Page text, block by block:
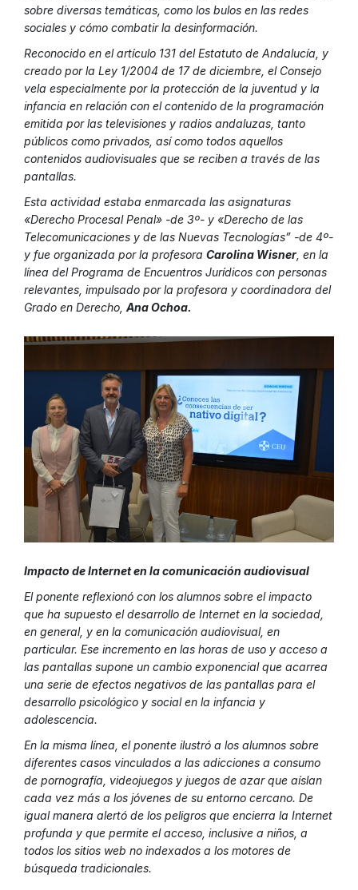
sobre diversas temáticas, como los bulos en las redes
sociales y cómo combatir la desinformación.
Reconocido en el artículo 131 del Estatuto de Andalucía, y
creado por la Ley 1/2004 de 17 de diciembre, el Consejo
vela especialmente por la protección de la juventud y la
infancia en relación con el contenido de la programación
emitida por las televisiones y radios andaluzas, tanto
públicos como privados, así como todos aquellos
contenidos audiovisuales que se reciben a través de las
pantallas.
Esta actividad estaba enmarcada las asignaturas
«Derecho Procesal Penal» -de 3º- y «Derecho de las
Telecomunicaciones y de las Nuevas Tecnologías” -de 4º-
y fue organizada por la profesora Carolina Wisner , en la
línea del Programa de Encuentros Jurídicos con personas
relevantes, impulsado por la profesora y coordinadora del
Grado en Derecho, Ana Ochoa.
Impacto de Internet en la comunicación audiovisual
El ponente reflexionó con los alumnos sobre el impacto
que ha supuesto el desarrollo de Internet en la sociedad,
en general, y en la comunicación audiovisual, en
particular. Ese incremento en las horas de uso y acceso a
las pantallas supone un cambio exponencial que acarrea
una serie de efectos negativos de las pantallas para el
desarrollo psicológico y social en la infancia y
adolescencia.
En la misma línea, el ponente ilustró a los alumnos sobre
diferentes casos vinculados a las adicciones a consumo
de pornografía, videojuegos y juegos de azar que aíslan
cada vez más a los jóvenes de su entorno cercano. De
igual manera alertó de los peligros que encierra la Internet
profunda y que permite el acceso, inclusive a niños, a
todos los sitios web no indexados a los motores de
búsqueda tradicionales.